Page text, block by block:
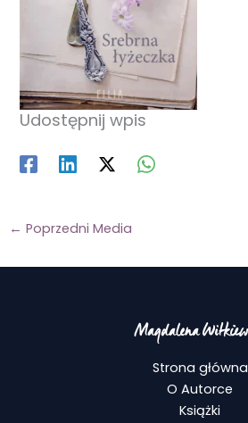
Udostępnij wpis
← Poprzedni Media
Strona główna
O Autorce
Książki